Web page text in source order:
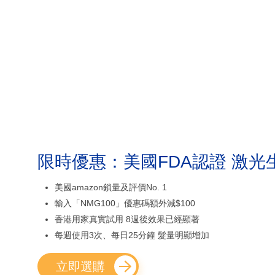
限時優惠：美國FDA認證 激光
美國amazon鎖量及評價No. 1
輸入「NMG100」優惠碼額外減$100
香港用家真實試用 8週後效果已經顯著
每週使用3次、每日25分鐘 髮量明顯增加
立即選購